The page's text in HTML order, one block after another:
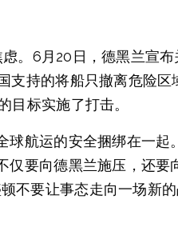
。6月20日，德黑兰宣
支持的将船只撤离危险区
目标实施了打击。
球航运的安全捆绑在一起
要向德黑兰施压，还要
不要让事态走向一场新的